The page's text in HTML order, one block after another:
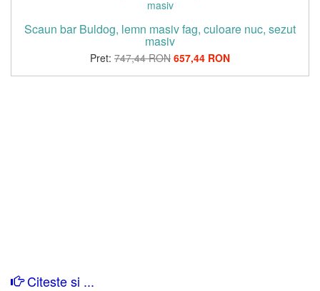
Scaun bar Buldog, lemn masiv fag, culoare nuc, sezut
masiv
Pret: 747,44 RON 657,44 RON
Citeste si ...